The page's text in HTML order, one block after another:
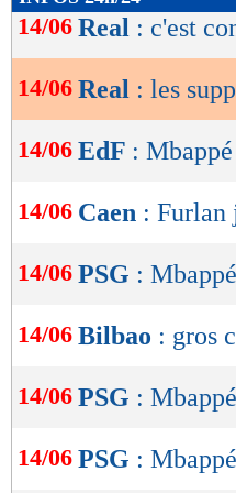
pense que s’il
Lu 22.635
de
OK
14/06 Real : c'est
14/06 Real : les
14/06 EdF :
14/06 Caen : Furlan
14/06 PSG :
14/06 Bilbao : gros
14/06 PSG :
14/06 PSG :